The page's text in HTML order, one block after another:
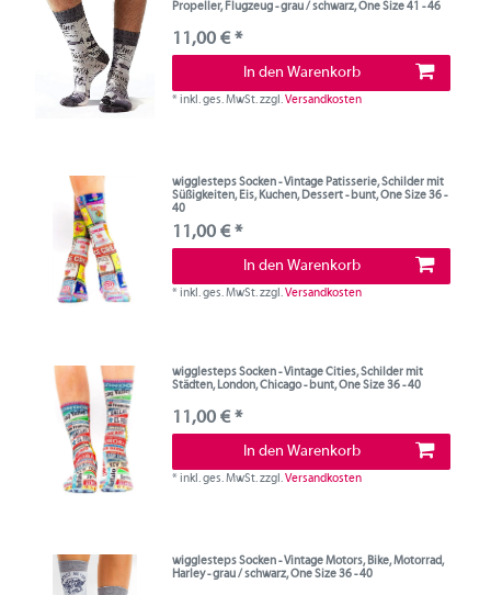
Propeller, Flugzeug - grau / schwarz, One Size 41 - 46
11,00 € *
In den Warenkorb
*inkl. ges. MwSt.zzgl.Versandkosten
wigglesteps Socken - Vintage Patisserie, Schilder mit
Süßigkeiten, Eis, Kuchen, Dessert - bunt, One Size 36 -
40
11,00 € *
In den Warenkorb
*inkl. ges. MwSt.zzgl.Versandkosten
wigglesteps Socken - Vintage Cities, Schilder mit
Städten, London, Chicago - bunt, One Size 36 - 40
11,00 € *
In den Warenkorb
*inkl. ges. MwSt.zzgl.Versandkosten
wigglesteps Socken - Vintage Motors, Bike, Motorrad,
Harley - grau / schwarz, One Size 36 - 40